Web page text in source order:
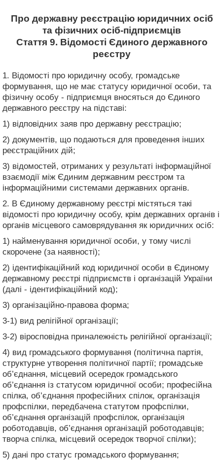
Про державну реєстрацію юридичних осіб
та фізичних осіб-підприємців
Стаття 9. Відомості Єдиного державного
реєстру
1. Відомості про юридичну особу, громадське
формування, що не має статусу юридичної особи, та
фізичну особу - підприємця вносяться до Єдиного
державного реєстру на підставі:
1) відповідних заяв про державну реєстрацію;
2) документів, що подаються для проведення інших
реєстраційних дій;
3) відомостей, отриманих у результаті інформаційної
взаємодії між Єдиним державним реєстром та
інформаційними системами державних органів.
2. В Єдиному державному реєстрі містяться такі
відомості про юридичну особу, крім державних органів і
органів місцевого самоврядування як юридичних осіб:
1) найменування юридичної особи, у тому числі
скорочене (за наявності);
2) ідентифікаційний код юридичної особи в Єдиному
державному реєстрі підприємств і організацій України
(далі - ідентифікаційний код);
3) організаційно-правова форма;
3-1) вид релігійної організації;
3-2) віросповідна приналежність релігійної організації;
4) вид громадського формування (політична партія,
структурне утворення політичної партії; громадське
об’єднання, місцевий осередок громадського
об’єднання із статусом юридичної особи; професійна
спілка, об’єднання професійних спілок, організація
профспілки, передбачена статутом профспілки,
об’єднання організацій профспілок, організація
роботодавців, об’єднання організацій роботодавців;
творча спілка, місцевий осередок творчої спілки);
5) дані про статус громадського формування;